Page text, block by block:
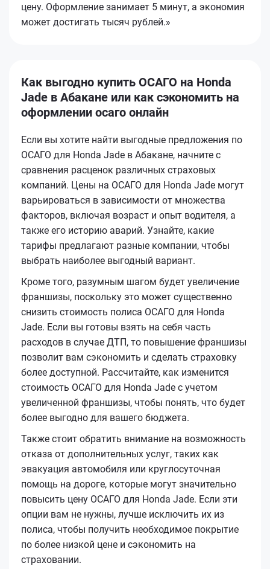
цену. Оформление занимает 5 минут, а экономия
может достигать тысяч рублей.»
Как выгодно купить ОСАГО на Honda
Jade в Абакане или как сэкономить на
оформлении осаго онлайн
Если вы хотите найти выгодные предложения по
ОСАГО для Honda Jade в Абакане, начните с
сравнения расценок различных страховых
компаний. Цены на ОСАГО для Honda Jade могут
варьироваться в зависимости от множества
факторов, включая возраст и опыт водителя, а
также его историю аварий. Узнайте, какие
тарифы предлагают разные компании, чтобы
выбрать наиболее выгодный вариант.
Кроме того, разумным шагом будет увеличение
франшизы, поскольку это может существенно
снизить стоимость полиса ОСАГО для Honda
Jade. Если вы готовы взять на себя часть
расходов в случае ДТП, то повышение франшизы
позволит вам сэкономить и сделать страховку
более доступной. Рассчитайте, как изменится
стоимость ОСАГО для Honda Jade с учетом
увеличенной франшизы, чтобы понять, что будет
более выгодно для вашего бюджета.
Также стоит обратить внимание на возможность
отказа от дополнительных услуг, таких как
эвакуация автомобиля или круглосуточная
помощь на дороге, которые могут значительно
повысить цену ОСАГО для Honda Jade. Если эти
опции вам не нужны, лучше исключить их из
полиса, чтобы получить необходимое покрытие
по более низкой цене и сэкономить на
страховании.